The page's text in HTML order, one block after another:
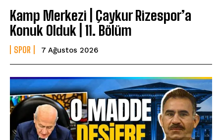
Kamp Merkezi | Çaykur Rizespor’a
Konuk Olduk | 11. Bölüm
SPOR 7 Ağustos 2026